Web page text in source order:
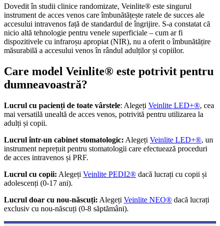
Dovedit în studii clinice randomizate, Veinlite® este singurul
instrument de acces venos care îmbunătățește ratele de succes ale
accesului intravenos față de standardul de îngrijire. S-a constatat că
nicio altă tehnologie pentru venele superficiale – cum ar fi
dispozitivele cu infraroșu apropiat (NIR), nu a oferit o îmbunătățire
măsurabilă a accesului venos în rândul adulților și copiilor.
Care model Veinlite® este potrivit pentru
dumneavoastră?
Lucrul cu pacienți de toate vârstele: Alegeți Veinlite LED+®, cea
mai versatilă unealtă de acces venos, potrivită pentru utilizarea la
adulți și copii.
Lucrul într-un cabinet stomatologic: Alegeți Veinlite LED+®, un
instrument neprețuit pentru stomatologii care efectuează proceduri
de acces intravenos și PRF.
Lucrul cu copii: Alegeți Veinlite PEDI2® dacă lucrați cu copii și
adolescenți (0-17 ani).
Lucrul doar cu nou-născuți: Alegeți Veinlite NEO® dacă lucrați
exclusiv cu nou-născuți (0-8 săptămâni).